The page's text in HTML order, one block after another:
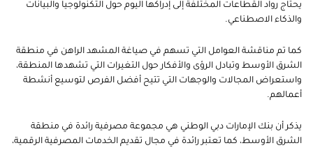
يحتاج رواد القطاعات المختلفة إلى إدراكها اليوم حول التكنولوجيا والبيانات
والذكاء الاصطناعي.
كما تم مناقشة العوامل التي تسهم في صياغة المشهد الراهن في منطقة
الشرق الأوسط وتبادل الرؤى والأفكار حول التغيرات التي تشهدها المنطقة،
واستعراض المجالات والوجهات التي تتيح أفضل الفرص لتوسيع أنشطة
أعمالهم.
يذكر أن بنك الإمارات دبي الوطني هي مجموعة مصرفية رائدة في منطقة
الشرق الأوسط، كما تعتبر رائدة في مجال تقديم الخدمات المصرفية الرقمية،